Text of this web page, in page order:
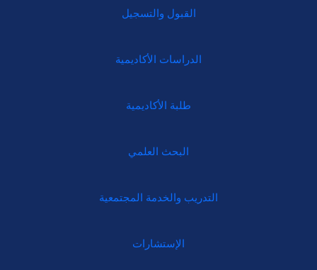
القبول والتسجيل
الدراسات الأكاديمية
طلبة الأكاديمية
البحث العلمي
التدريب والخدمة المجتمعية
الإستشارات